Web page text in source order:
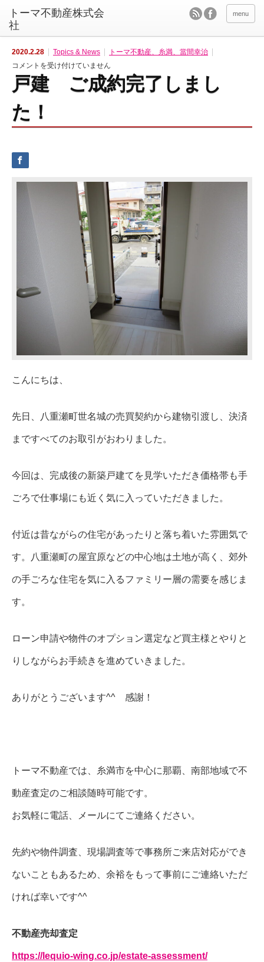
menu
2020.2.28 Topics & News
トーマ不動産、糸満、當間幸治
戸
ご
成
約
完
了
し
ま
コメントを受け付けていません
戸建 ご成約完了しまし
た！
こんにちは、
先日、八重瀬町世名城の売買契約から建物引渡し、決済
まですべてのお取引がおわりました。
今回は、完成後の新築戸建てを見学いただき価格帯も手
ごろで仕事場にも近く気に入っていただきました。
付近は昔ながらの住宅があったりと落ち着いた雰囲気で
す。八重瀬町の屋宜原などの中心地は土地が高く、郊外
の手ごろな住宅を気に入るファミリー層の需要を感じま
す。
ローン申請や物件のオプション選定など買主様とやりと
りしながらお手続きを進めていきました。
ありがとうございます^^ 感謝！
トーマ不動産では、糸満市を中心に那覇、南部地域で不
動産査定のご相談随時可能です。
お気軽に電話、メールにてご連絡ください。
先約や物件調査、現場調査等で事務所ご来店対応ができ
ないこともあるため、余裕をもって事前にご連絡いただ
ければ幸いです^^
不動産売却査定
https://lequio-wing.co.jp/estate-assessment/